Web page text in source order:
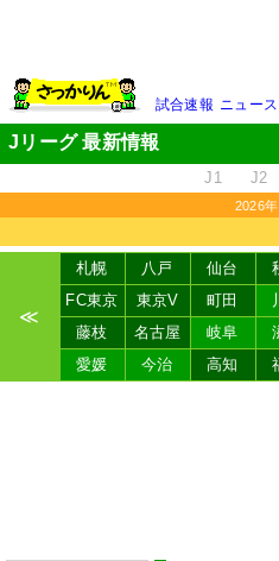
試合速報 ニュース
Jリーグ 最新情報
J1 J2
2026年
≪
札幌 八戸 仙台
FC東京
東京V 町田
藤枝
名古屋 岐阜
愛媛
今治 高知